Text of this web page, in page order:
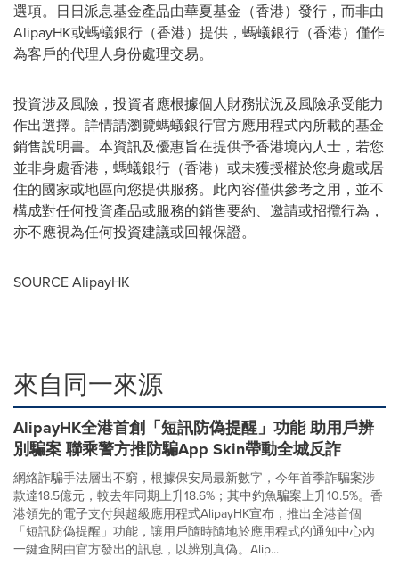
選項。日日派息基金產品由華夏基金（香港）發行，而非由
AlipayHK或螞蟻銀行（香港）提供，螞蟻銀行（香港）僅作
為客戶的代理人身份處理交易。
投資涉及風險，投資者應根據個人財務狀況及風險承受能力
作出選擇。詳情請瀏覽螞蟻銀行官方應用程式內所載的基金
銷售說明書。本資訊及優惠旨在提供予香港境內人士，若您
並非身處香港，螞蟻銀行（香港）或未獲授權於您身處或居
住的國家或地區向您提供服務。此內容僅供參考之用，並不
構成對任何投資產品或服務的銷售要約、邀請或招攬行為，
亦不應視為任何投資建議或回報保證。
SOURCE AlipayHK
來自同一來源
AlipayHK全港首創「短訊防偽提醒」功能 助用戶辨
別騙案 聯乘警方推防騙App Skin帶動全城反詐
網絡詐騙手法層出不窮，根據保安局最新數字，今年首季詐騙案涉
款達18.5億元，較去年同期上升18.6%；其中釣魚騙案上升10.5%。香
港領先的電子支付與超級應用程式AlipayHK宣布，推出全港首個
「短訊防偽提醒」功能，讓用戶隨時隨地於應用程式的通知中心內
一鍵查閱由官方發出的訊息，以辨別真偽。Alip...